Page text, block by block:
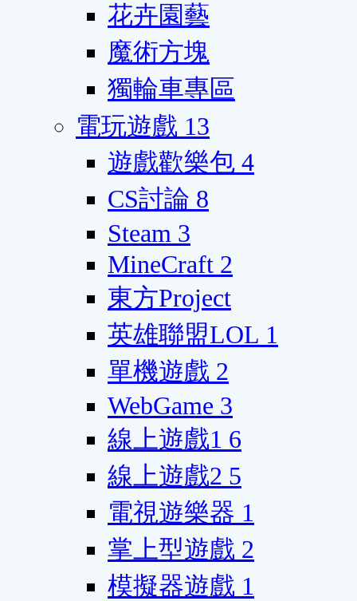
花卉園藝
魔術方塊
獨輪車專區
電玩遊戲 13
遊戲歡樂包 4
CS討論 8
Steam 3
MineCraft 2
東方Project
英雄聯盟LOL 1
單機遊戲 2
WebGame 3
線上遊戲1 6
線上遊戲2 5
電視遊樂器 1
掌上型遊戲 2
模擬器遊戲 1